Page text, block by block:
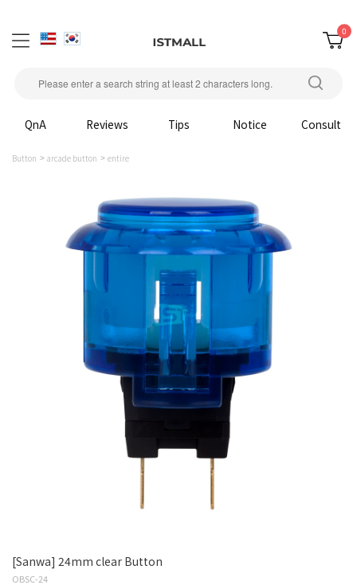
0
QnA Reviews Tips Notice Consult
Button arcade button entire
[Sanwa] 24mm clear Button
OBSC-24